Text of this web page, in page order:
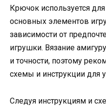
Крючок используется
основных элементов
зависимости от
игрушки. Вязание
и точности, поэтому
схемы и инструкции для
Следуя инструкциям и